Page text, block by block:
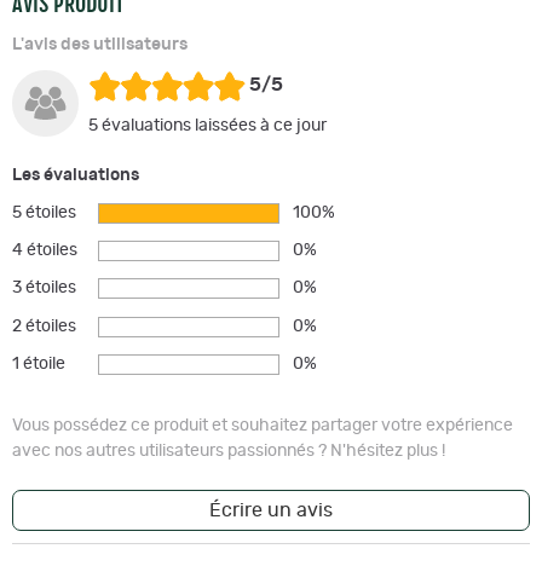
L'avis des utilisateurs
5/5
5 évaluations laissées à ce jour
Les évaluations
5 étoiles 100%
4 étoiles 0%
3 étoiles 0%
2 étoiles 0%
1 étoile 0%
Vous possédez ce produit et souhaitez partager votre expérience
avec nos autres utilisateurs passionnés ? N'hésitez plus !
Écrire un avis